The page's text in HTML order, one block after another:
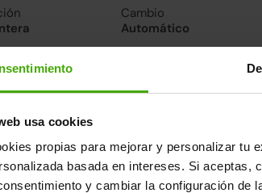
usa cookies
propias para mejorar y personalizar tu
basada en intereses. Si
y cambiar la configuración de
Cambio
Automático
consumo y emisiones
h
urbano
Consumo carretera
4.2l/100